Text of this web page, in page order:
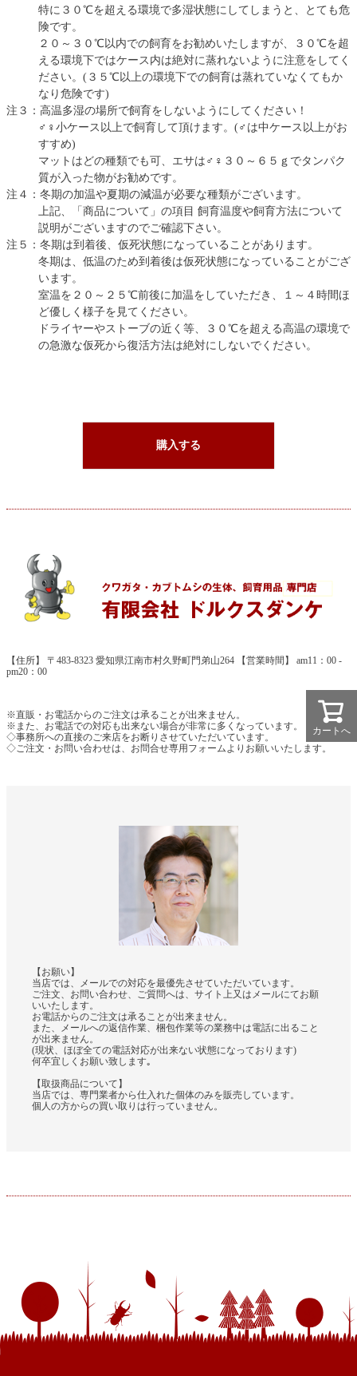
特に３０℃を超える環境で多湿状態にしてしまうと、とても危
険です。
２０～３０℃以内での飼育をお勧めいたしますが、３０℃を超
える環境下ではケース内は絶対に蒸れないように注意をしてく
ださい。(３５℃以上の環境下での飼育は蒸れていなくてもか
なり危険です)
注３：高温多湿の場所で飼育をしないようにしてください！
♂♀小ケース以上で飼育して頂けます。(♂は中ケース以上がお
すすめ)
マットはどの種類でも可、エサは♂♀３０～６５ｇでタンパク
質が入った物がお勧めです。
注４：冬期の加温や夏期の減温が必要な種類がございます。
上記、「商品について」の項目 飼育温度や飼育方法について
説明がございますのでご確認下さい。
注５：冬期は到着後、仮死状態になっていることがあります。
冬期は、低温のため到着後は仮死状態になっていることがござ
います。
室温を２０～２５℃前後に加温をしていただき、１～４時間ほ
ど優しく様子を見てください。
ドライヤーやストーブの近く等、３０℃を超える高温の環境で
の急激な仮死から復活方法は絶対にしないでください。
購入する
【住所】 〒483-8323 愛知県江南市村久野町門弟山264 【営業時間】 am11：00 -
pm20：00
※直販・お電話からのご注文は承ることが出来ません。
※また、お電話での対応も出来ない場合が非常に多くなっています。
◇事務所への直接のご来店をお断りさせていただいています。
◇ご注文・お問い合わせは、お問合せ専用フォームよりお願いいたします。
【お願い】
当店では、メールでの対応を最優先させていただいています。
ご注文、お問い合わせ、ご質問へは、サイト上又はメールにてお願
いいたします。
お電話からのご注文は承ることが出来ません。
また、メールへの返信作業、梱包作業等の業務中は電話に出ること
が出来ません。
(現状、ほぼ全ての電話対応が出来ない状態になっております)
何卒宜しくお願い致します｡
【取扱商品について】
当店では、専門業者から仕入れた個体のみを販売しています。
個人の方からの買い取りは行っていません。
カートへ